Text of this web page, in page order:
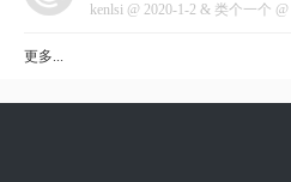
kenlsi @ 2020-1-2 & 类个一个 @
更多...